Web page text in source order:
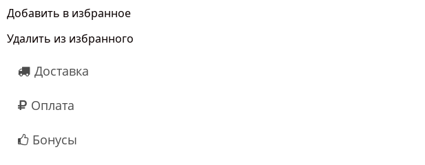
в
Добавить в избранное
Удалить из избранного
Доставка
Оплата
Бонусы